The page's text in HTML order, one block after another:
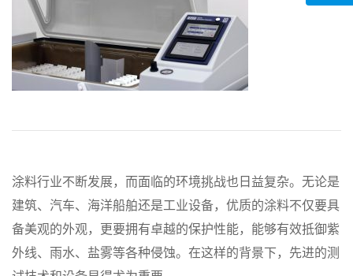
涂料行业不断发展，而面临的环境挑战也日益复杂。无论是
建筑、汽车、海洋船舶还是工业设备，优质的涂料不仅要具
备美观的外观，更要拥有卓越的保护性能，能够有效抵御紫
外线、雨水、盐雾等各种侵蚀。在这样的背景下，先进的测